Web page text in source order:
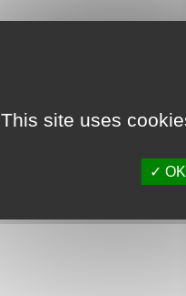
This site uses